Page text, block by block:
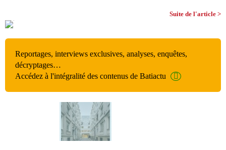
Suite de l'article >
Reportages, interviews exclusives, analyses, enquêtes,
décryptages…
Accédez à l'intégralité des contenus de Batiactu